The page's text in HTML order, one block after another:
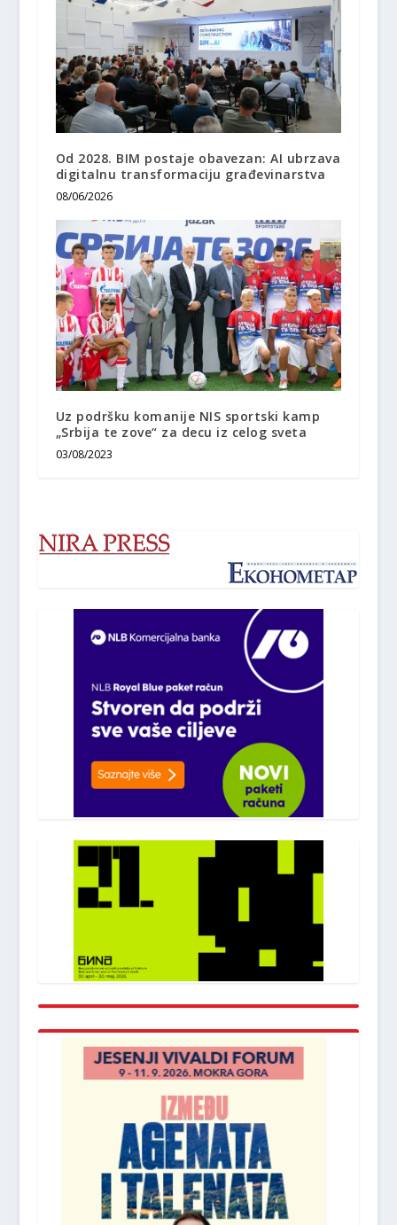
Od 2028. BIM postaje obavezan: AI ubrzava
digitalnu transformaciju građevinarstva
08/06/2026
Uz podršku komanije NIS sportski kamp
„Srbija te zove“ za decu iz celog sveta
03/08/2023